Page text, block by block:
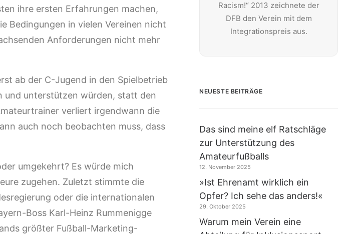
ihre ersten Erfahrungen machen,
Bedingungen in vielen Vereinen nicht
Anforderungen nicht mehr
ab der C-Jugend in den Spielbetrieb
und unterstützen würden, statt den
verliert irgendwann die
auch noch beobachten muss, dass
umgekehrt? Es würde mich
zugehen. Zuletzt stimmte die
oder die internationalen
Boss Karl-Heinz Rummenigge
größter Fußball-Marketing-
Racism!“ 2013 zeichnete der
DFB den Verein mit dem
Integrationspreis aus.
NEUESTE BEITRÄGE
Das sind meine elf Ratschläge
zur Unterstützung des
Amateurfußballs
12. November 2025
»Ist Ehrenamt wirklich ein
Opfer? Ich sehe das anders!«
29. Oktober 2025
Warum mein Verein eine